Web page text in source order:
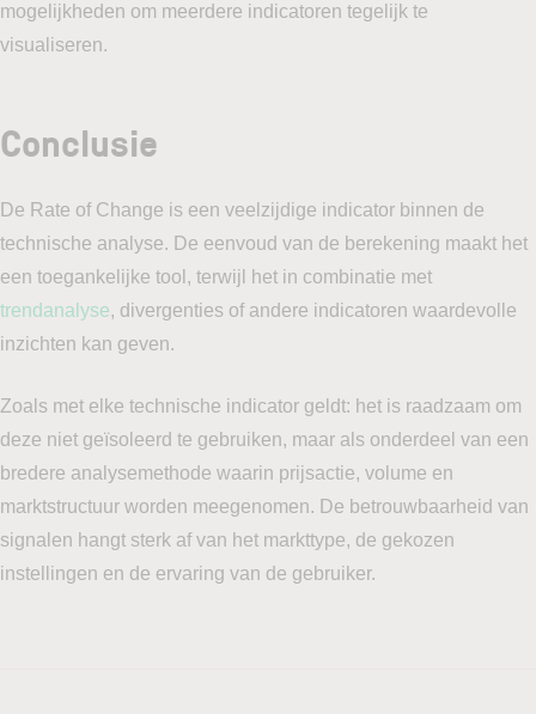
mogelijkheden om meerdere indicatoren tegelijk te
visualiseren.
Conclusie
De Rate of Change is een veelzijdige indicator binnen de
technische analyse. De eenvoud van de berekening maakt het
een toegankelijke tool, terwijl het in combinatie met
trendanalyse, divergenties of andere indicatoren waardevolle
inzichten kan geven.
Zoals met elke technische indicator geldt: het is raadzaam om
deze niet geïsoleerd te gebruiken, maar als onderdeel van een
bredere analysemethode waarin prijsactie, volume en
marktstructuur worden meegenomen. De betrouwbaarheid van
signalen hangt sterk af van het markttype, de gekozen
instellingen en de ervaring van de gebruiker.